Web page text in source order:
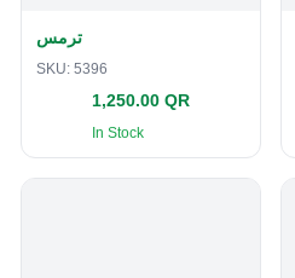
ترمس
SKU: 5396
1,250.00 QR
In Stock